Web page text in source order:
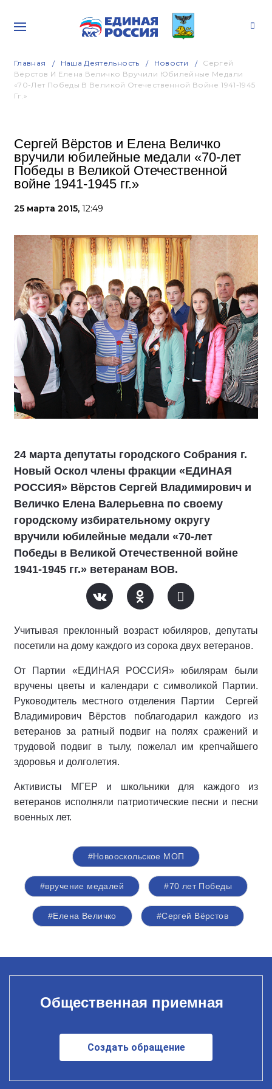
Главная Наша Деятельность Новости
Сергей
Вёрстов И Елена Величко Вручили Юбилейные Медали
«70-Лет Победы В Великой Отечественной Войне 1941-1945
Гг.»
Сергей Вёрстов и Елена Величко
вручили юбилейные медали «70-лет
Победы в Великой Отечественной
войне 1941-1945 гг.»
25 марта 2015, 12:49
24 марта депутаты городского Собрания г.
Новый Оскол члены фракции «ЕДИНАЯ
РОССИЯ» Вёрстов Сергей Владимирович и
Величко Елена Валерьевна по своему
городскому избирательному округу
вручили юбилейные медали «70-лет
Победы в Великой Отечественной войне
1941-1945 гг.» ветеранам ВОВ.
Учитывая преклонный возраст юбиляров, депутаты
посетили на дому каждого из сорока двух ветеранов.
От Партии «ЕДИНАЯ РОССИЯ» юбилярам были
вручены цветы и календари с символикой Партии.
Руководитель местного отделения Партии Сергей
Владимирович Вёрстов поблагодарил каждого из
ветеранов за ратный подвиг на полях сражений и
трудовой подвиг в тылу, пожелал им крепчайшего
здоровья и долголетия.
Активисты МГЕР и школьники для каждого из
ветеранов исполняли патриотические песни и песни
военных лет.
#Новооскольское МОП
#вручение медалей #70 лет Победы
#Елена Величко #Сергей Вёрстов
Общественная приемная
Создать обращение